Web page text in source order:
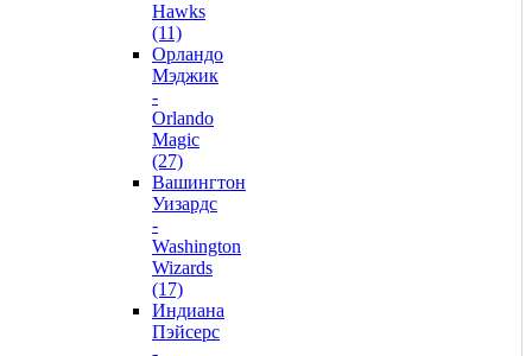
Hawks
(11)
Орландо
Мэджик
-
Orlando
Magic
(27)
Вашингтон
Уизардс
-
Washington
Wizards
(17)
Индиана
Пэйсерс